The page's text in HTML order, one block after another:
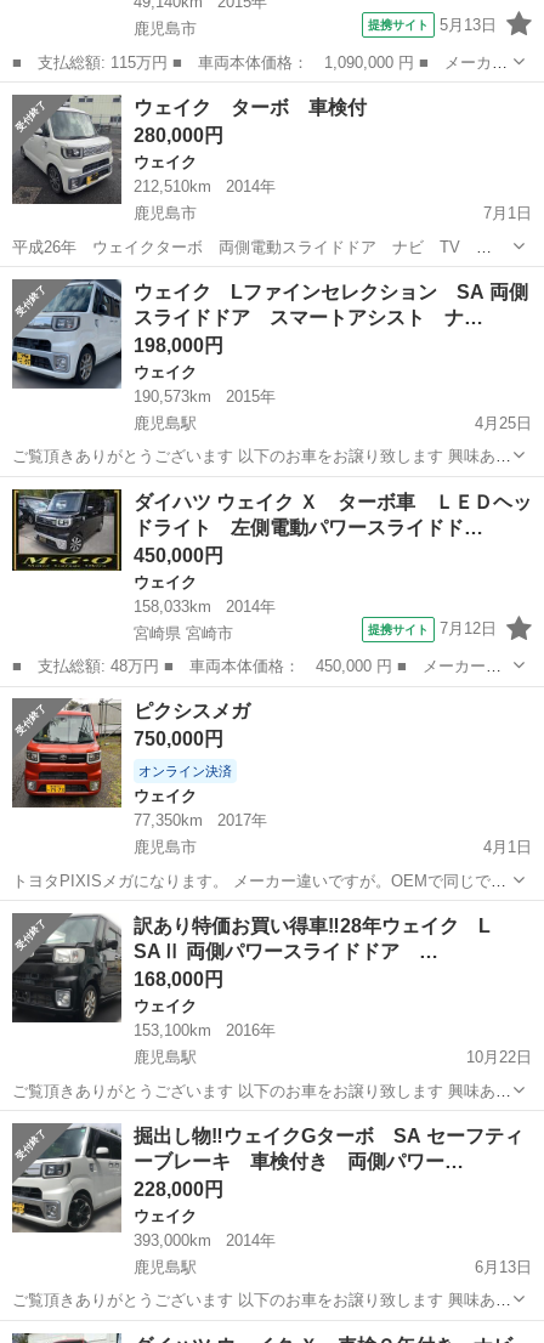
鹿児島市
提携サイト 5月13日
■ 支払総額: 115万円 ■ 車両本体価格： 1,090,000 円 ■ メーカー
名： ダイハツ ■ 車種名： ウェイク ■ グレード名： Ｇ Ｓ
Ａ 純正ナビ フルセグ Ｒカメラ Ｒ席モニター ＥＴＣ 前後ド
ラレコ ＬＥ...
鹿児島 鹿児島市 ウェイク
ウェイク ターボ 車検付
280,000円
ウェイク
212,510km
2014年
鹿児島市
7月1日
平成26年 ウェイクターボ 両側電動スライドドア ナビ TV
Bluetooth接続 ETC プッシュスタート 走行212510 車検9年12月末
走行多いですが特に問題なく良好です 多少の傷等あり 現車確認 試
乗可能 現...
鹿児島 鹿児島市 ウェイク
ウェイク Lファインセレクション SA 両側
スライドドア スマートアシスト ナ…
198,000円
ウェイク
190,573km
2015年
鹿児島駅
4月25日
ご覧頂きありがとうございます 以下のお車をお譲り致します 興味あり
ましたらお問い合わせください 注意！今まで問い合わせの多い投稿に
出現していた ジモティからの以下の ※この投稿は特に問い合わせが多
いため 返信がない...
鹿児島 鹿児島市 鹿児島駅 ウェイク 車両
ダイハツ ウェイク Ｘ ターボ車 ＬＥＤヘッ
ドライト 左側電動パワースライドド…
450,000円
ウェイク
158,033km
2014年
宮崎県 宮崎市
提携サイト 7月12日
■ 支払総額: 48万円 ■ 車両本体価格： 450,000 円 ■ メーカー
名： ダイハツ ■ 車種名： ウェイク ■ グレード名： Ｘ ター
ボ車 ＬＥＤヘッドライト 左側電動パワースライドドア Ｋｅｎｗ
ｏｏｄナビ 地デ...
宮崎 宮崎市 ウェイク
ピクシスメガ
750,000円
オンライン決済
ウェイク
77,350km
2017年
鹿児島市
4月1日
トヨタPIXISメガになります。 メーカー違いですが。OEMで同じで
す。 オレンジ系 平成29年 車検10年2月16日 走行77300km位 両側パワ
ースライドドア ドラレコ前後カメラ SAⅲ オートエアコン。 擦り傷な
ど...
鹿児島 鹿児島市 ウェイク ピクシスメガ
訳あり特価お買い得車‼️28年ウェイク L
SAⅡ 両側パワースライドドア …
168,000円
ウェイク
153,100km
2016年
鹿児島駅
10月22日
ご覧頂きありがとうございます 以下のお車をお譲り致します 興味あり
ましたらお問い合わせください 注意！今まで問い合わせの多い投稿に
出現していた ジモティからの以下の ※この投稿は特に問い合わせが多
いため 返信がない...
鹿児島 鹿児島市 鹿児島駅 ウェイク お買い得
掘出し物‼️ウェイクGターボ SA セーフティ
ーブレーキ 車検付き 両側パワー…
228,000円
ウェイク
393,000km
2014年
鹿児島駅
6月13日
ご覧頂きありがとうございます 以下のお車をお譲り致します 興味あり
ましたらお問い合わせください 注意！今まで問い合わせの多い投稿に
鹿児島 鹿児島市 鹿児島駅 ウェイク 国産